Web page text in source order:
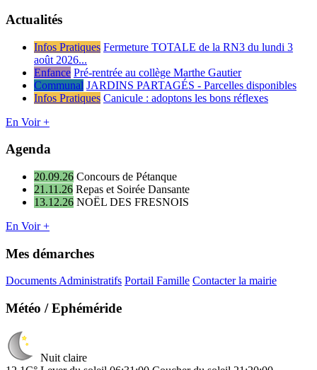
Actualités
Infos Pratiques Fermeture TOTALE de la RN3 du lundi 3
août 2026...
Enfance Pré-rentrée au collège Marthe Gautier
Communal JARDINS PARTAGÉS - Parcelles disponibles
Infos Pratiques Canicule : adoptons les bons réflexes
En Voir +
Agenda
20.09.26 Concours de Pétanque
21.11.26 Repas et Soirée Dansante
13.12.26 NOËL DES FRESNOIS
En Voir +
Mes démarches
Documents Administratifs Portail Famille Contacter la mairie
Météo / Ephéméride
Nuit claire